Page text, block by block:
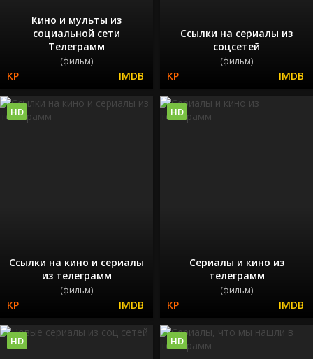
Кино и мульты из
социальной сети
Телеграмм
(фильм)
Ссылки на сериалы из
соцсетей
(фильм)
Ссылки на кино и сериалы
из телеграмм
(фильм)
HD
Сериалы и кино из
телеграмм
(фильм)
HD
HD HD